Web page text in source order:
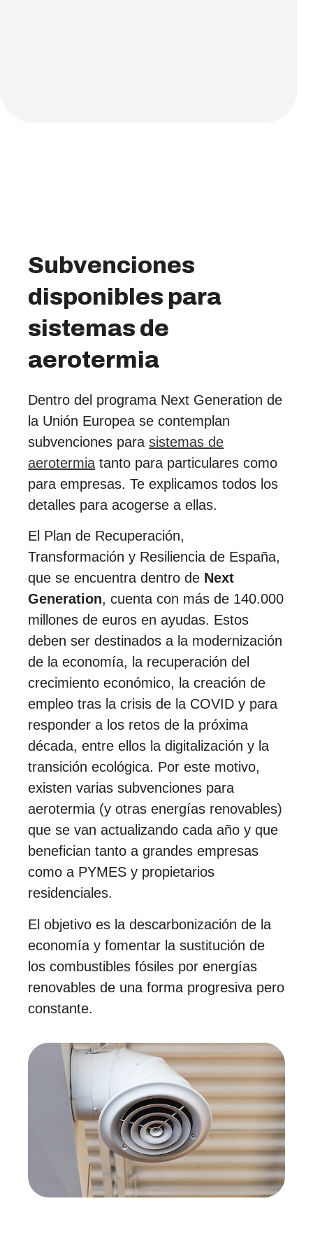
Subvenciones
disponibles para
sistemas de
aerotermia
Dentro del programa Next Generation de
la Unión Europea se contemplan
subvenciones parasistemas de
aerotermia tanto para particulares como
para empresas. Te explicamos todos los
detalles para acogerse a ellas.
El Plan de Recuperación,
Transformación y Resiliencia de España,
que se encuentra dentro de Next
Generation, cuenta con más de 140.000
millones de euros en ayudas. Estos
deben ser destinados a la modernización
de la economía, la recuperación del
crecimiento económico, la creación de
empleo tras la crisis de la COVID y para
responder a los retos de la próxima
década, entre ellos la digitalización y la
transición ecológica. Por este motivo,
existen varias subvenciones para
aerotermia (y otras energías renovables)
que se van actualizando cada año y que
benefician tanto a grandes empresas
como a PYMES y propietarios
residenciales.
El objetivo es la descarbonización de la
economía y fomentar la sustitución de
los combustibles fósiles por energías
renovables de una forma progresiva pero
constante.